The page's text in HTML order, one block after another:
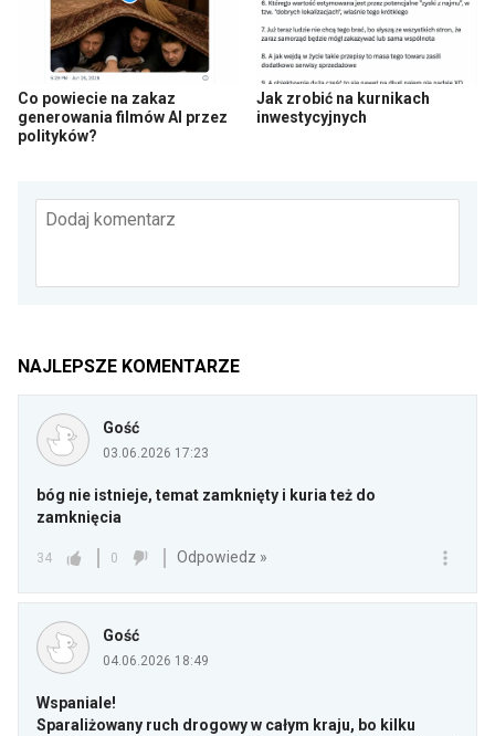
Co powiecie na zakaz
generowania filmów AI przez
polityków?
Jak zrobić na kurnikach
inwestycyjnych
Dodaj komentarz
NAJLEPSZE KOMENTARZE
Gość
03.06.2026 17:23
bóg nie istnieje, temat zamknięty i kuria też do
zamknięcia
34 0 Odpowiedz »
Gość
04.06.2026 18:49
Wspaniale!
Sparaliżowany ruch drogowy w całym kraju, bo kilku